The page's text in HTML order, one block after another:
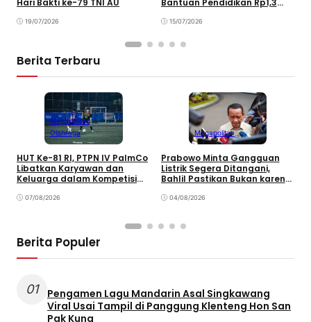
Hari Bakti ke-79 TNI AU
19/07/2026
Bantuan Pendidikan Rp1,3
15/07/2026
Berita Terbaru
Megapolitan
Olahraga
HUT Ke-81 RI, PTPN IV PalmCo
Libatkan Karyawan dan
Keluarga dalam Kompetisi
07/08/2026
Megapolitan
Prabowo Minta Gangguan
Listrik Segera Ditangani,
Bahlil Pastikan Bukan karena
04/08/2026
Berita Populer
01
Pengamen Lagu Mandarin Asal Singkawang
Viral Usai Tampil di Panggung Klenteng Hon San
Pak Kung